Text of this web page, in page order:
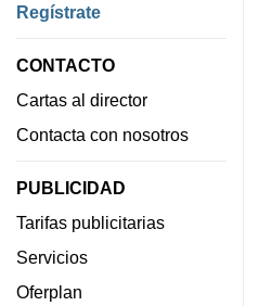
Regístrate
CONTACTO
Cartas al director
Contacta con nosotros
PUBLICIDAD
Tarifas publicitarias
Servicios
Oferplan